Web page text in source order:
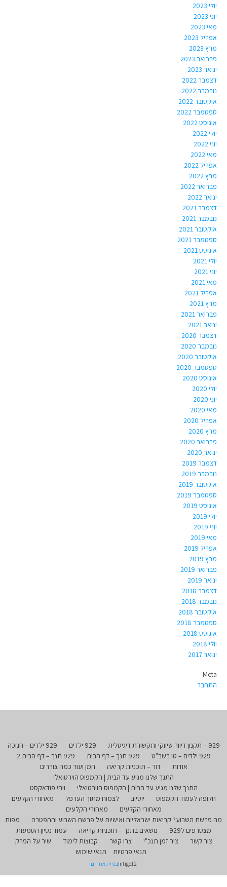
יולי 2023
יוני 2023
מאי 2023
אפריל 2023
מרץ 2023
פברואר 2023
ינואר 2023
דצמבר 2022
נובמבר 2022
אוקטובר 2022
ספטמבר 2022
אוגוסט 2022
יולי 2022
יוני 2022
מאי 2022
אפריל 2022
מרץ 2022
פברואר 2022
ינואר 2022
דצמבר 2021
נובמבר 2021
אוקטובר 2021
ספטמבר 2021
אוגוסט 2021
יולי 2021
יוני 2021
מאי 2021
אפריל 2021
מרץ 2021
פברואר 2021
ינואר 2021
דצמבר 2020
נובמבר 2020
אוקטובר 2020
ספטמבר 2020
אוגוסט 2020
יולי 2020
יוני 2020
מאי 2020
אפריל 2020
מרץ 2020
פברואר 2020
ינואר 2020
דצמבר 2019
נובמבר 2019
אוקטובר 2019
ספטמבר 2019
אוגוסט 2019
יולי 2019
יוני 2019
מאי 2019
אפריל 2019
מרץ 2019
פברואר 2019
ינואר 2019
דצמבר 2018
נובמבר 2018
אוקטובר 2018
ספטמבר 2018
אוגוסט 2018
יולי 2018
ינואר 2017
Meta
התחבר
929 – תקנון דיוור שיווקי ותקשורת דיגיטלית 929 ילדים
929 ילדים – חנוכה
929 ילדים – טו בשב"ט
929 תנך – דף הבית
929 תנך – דף הבית 2
אודות
דור – תוכניות קריאה
המן ועוד כמה צוררים
התנך שלנו מגיע עד הבית | הקמפוס הוירטואלי
התנך שלנו מגיע עד הבית | הקמפוס הוירטואלי
ויהי פודאקסט
חלופה לעמוד הקמפוס
יוטיוב לצמוח מתוך הערפל
מאחורי הקלעים
מאחורי הקלעים
מאחורי הקלעים
מה פרשת השבוע? קריאות ישראליות ואישיות על פרשת השבוע וההפטרה
מפות
מצטרפים ל929
נושאים בתנך – תוכניות קריאה
עמוד נסיון הטמעות
צור קשר
ציר זמן תנכ"י צרו קשר קבוצות לימוד
שיר על הפרק
תנאי פרטיות
תנאי שימוש
Intigo12בניית אתרים